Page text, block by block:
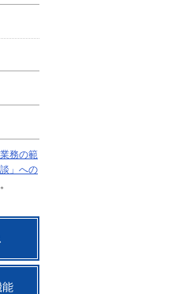
業務の範
」への
能